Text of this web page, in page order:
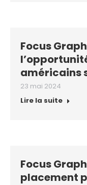
Focus
américains
23 mai 2024
Lire la suite
Focus
placement